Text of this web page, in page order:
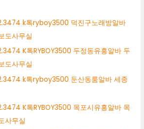
k톡ryboy3500 덕진구노래방알바
도사무실
K톡RYBOY3500 두정동유흥알바 두
도사무실
k톡ryboy3500 둔산동룸알바 세종
K톡RYBOY3500 목포시유흥알바 목
사무실